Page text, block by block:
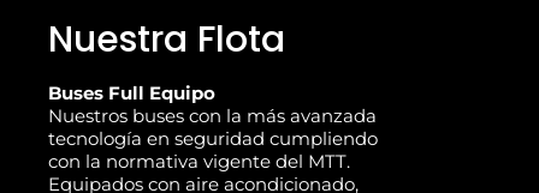
Nuestra Flota
Buses Full Equipo
Nuestros buses con la más avanzada
tecnología en seguridad cumpliendo
con la normativa vigente del MTT.
Equipados con aire acondicionado,